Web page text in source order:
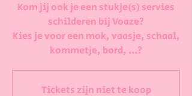
Kom jij ook je een stukje(s) servies
schilderen bij Voaze?
Kies je voor een mok, vaasje, schaal,
kommetje, bord, ...?
Tickets zijn niet te koop